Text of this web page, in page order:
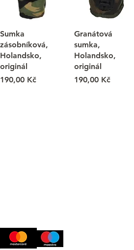
Sumka
zásobníková,
Holandsko,
originál
Cena
190,00 Kč
Granátová
sumka,
Holandsko,
originál
Cena
190,00 Kč